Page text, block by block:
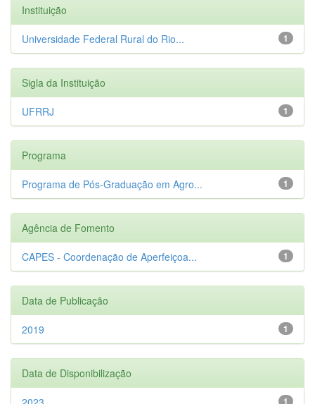
Instituição
1
Universidade Federal Rural do Rio...
Sigla da Instituição
1
UFRRJ
Programa
1
Programa de Pós-Graduação em Agro...
Agência de Fomento
1
CAPES - Coordenação de Aperfeiçoa...
Data de Publicação
1
2019
Data de Disponibilização
1